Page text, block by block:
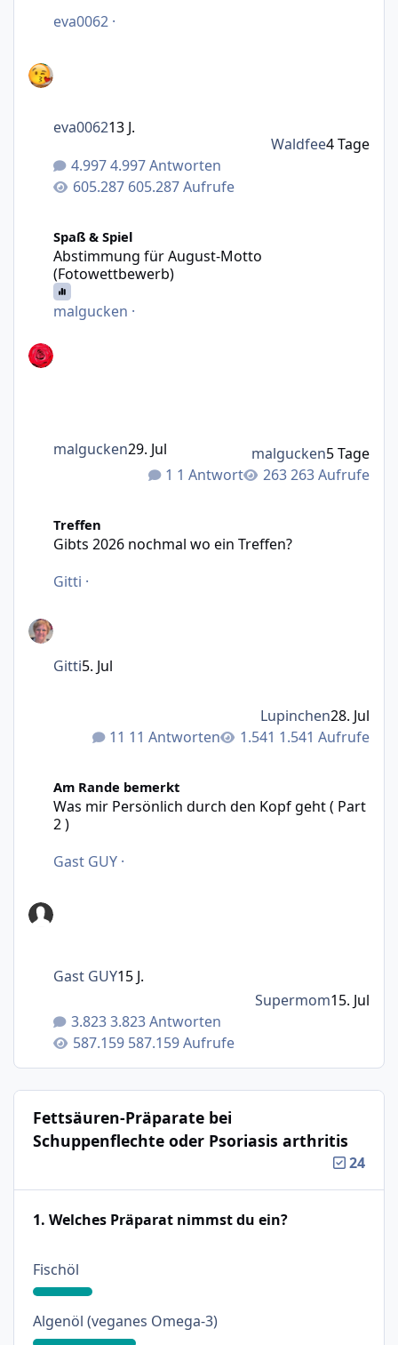
eva0062 ·
4.997 Antworten
605.287 Aufrufe
eva006213 J.
Waldfee4 Tage
Spaß & Spiel
Abstimmung für August-Motto
(Fotowettbewerb)
malgucken ·
1 Antwort 263 Aufrufe
malgucken29. Jul malgucken5 Tage
Treffen
Gibts 2026 nochmal wo ein Treffen?
Gitti ·
11 Antworten 1.541 Aufrufe
Gitti5. Jul
Lupinchen28. Jul
Am Rande bemerkt
Was mir Persönlich durch den Kopf geht ( Part
2 )
Gast GUY ·
3.823 Antworten
587.159 Aufrufe
Gast GUY15 J.
Supermom15. Jul
Fettsäuren-Präparate bei
Schuppenflechte oder Psoriasis arthritis
24
1. Welches Präparat nimmst du ein?
Fischöl: 18%
Algenöl (veganes Omega-3): 31%